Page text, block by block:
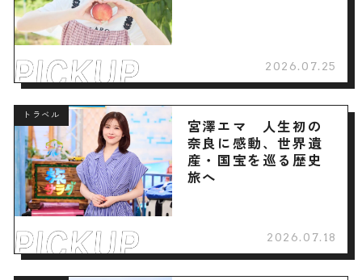
2026.07.25
トラベル
宮澤エマ 人生初の
奈良に感動、世界遺
産・国宝を巡る歴史
旅へ
2026.07.18